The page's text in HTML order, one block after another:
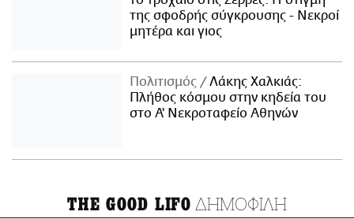
της σφοδρής σύγκρουσης - Νεκροί
μητέρα και γιος
Πολιτισμός
Λάκης Χαλκιάς:
Πλήθος κόσμου στην κηδεία του
στο Α' Νεκροταφείο Αθηνών
THE GOOD LIFO ΔΗΜΟΦΙΛΗ